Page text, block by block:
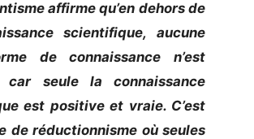
affirme qu’en dehors de
scientifique, aucune
de connaissance n’est
car seule la connaissance
est positive et vraie. C’est
de réductionnisme où seules